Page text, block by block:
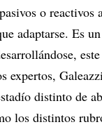
o
adaptarse. Es
distinto de
los distintos